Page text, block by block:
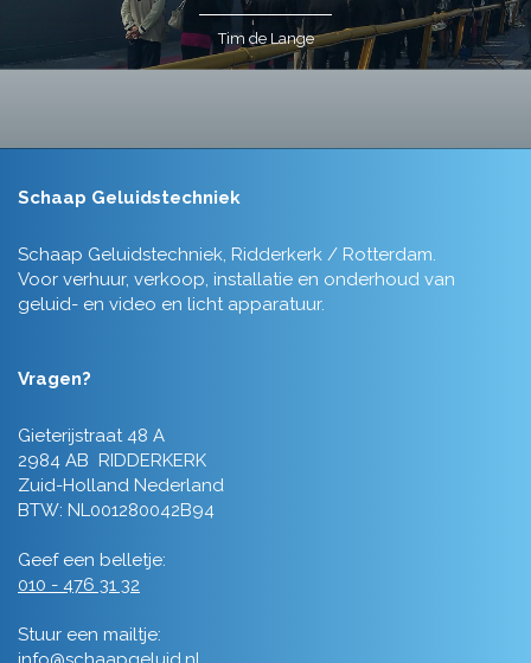
Tim de Lange
Schaap Geluidstechniek
Schaap Geluidstechniek, Ridderkerk / Rotterdam.
Voor verhuur, verkoop, installatie en onderhoud van
geluid- en video en licht apparatuur.
Vragen?
Gieterijstraat 48 A
2984 AB RIDDERKERK
Zuid-Holland Nederland
BTW: NL001280042B94
Geef een belletje:
010 - 476 31 32
Stuur een mailtje: